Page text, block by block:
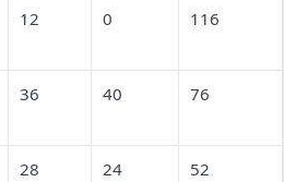
12 0 116
36 40 76
28 24 52